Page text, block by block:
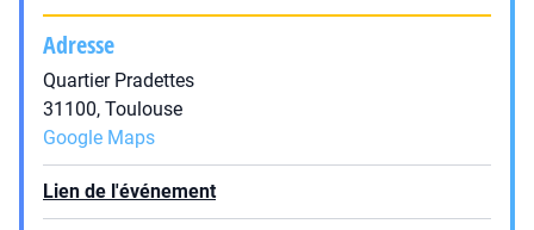
Adresse
Quartier Pradettes
31100, Toulouse
Google Maps
Lien de l'événement